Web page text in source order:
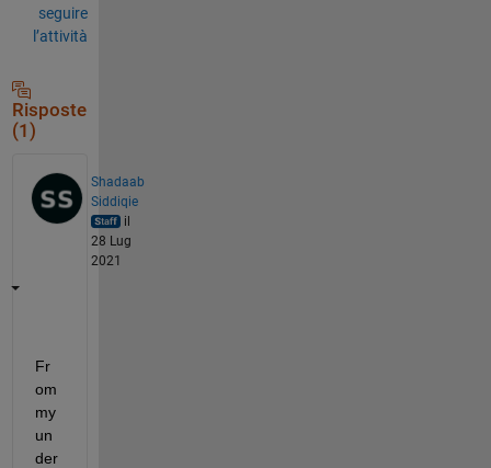
seguire
l’attività
Risposte
(1)
Shadaab
Siddiqie
il
28 Lug
2021
Fr
om
my
un
der